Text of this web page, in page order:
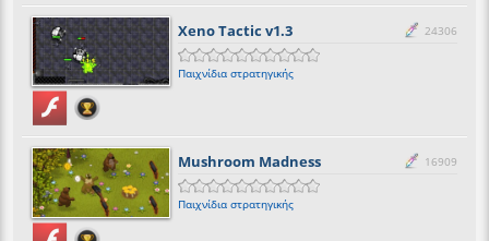
Xeno Tactic v1.3 24306
Παιχνίδια στρατηγικής
Mushroom Madness 16909
Παιχνίδια στρατηγικής